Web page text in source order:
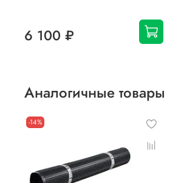
6 100 ₽
Аналогичные товары
-14%